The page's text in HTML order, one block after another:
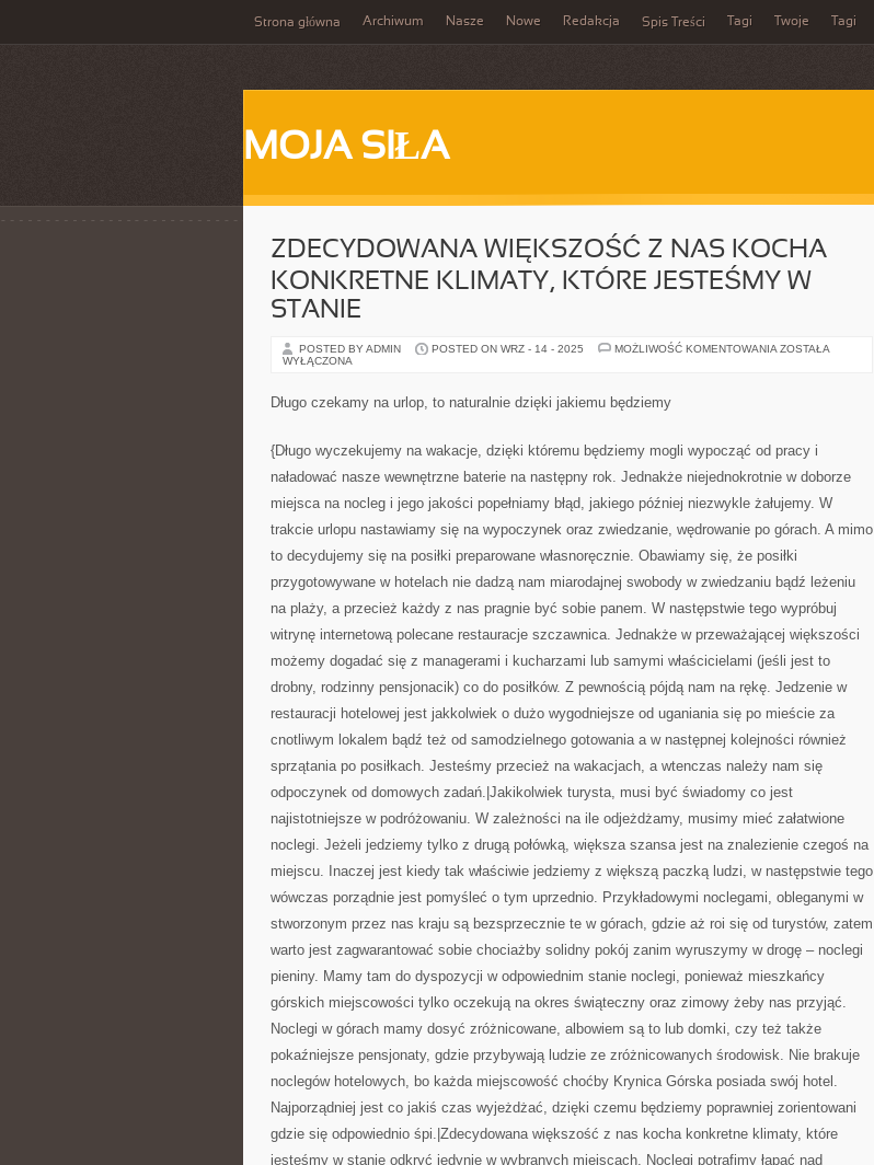
Strona główna Archiwum Nasze Nowe Redakcja Spis Treści Tagi Twoje Tagi
MOJA SIŁA
ZDECYDOWANA WIĘKSZOŚĆ Z NAS KOCHA
KONKRETNE KLIMATY, KTÓRE JESTEŚMY W
STANIE
POSTED BY ADMIN POSTED ON WRZ - 14 - 2025 MOŻLIWOŚĆ KOMENTOWANIA ZDECYDOWANA
JESTEŚMY
W
ZOSTAŁA
WYŁĄCZONA
Długo czekamy na urlop, to naturalnie dzięki jakiemu będziemy
{Długo wyczekujemy na wakacje, dzięki któremu będziemy mogli wypocząć od pracy i
naładować nasze wewnętrzne baterie na następny rok. Jednakże niejednokrotnie w doborze
miejsca na nocleg i jego jakości popełniamy błąd, jakiego później niezwykle żałujemy. W
trakcie urlopu nastawiamy się na wypoczynek oraz zwiedzanie, wędrowanie po górach. A mimo
to decydujemy się na posiłki preparowane własnoręcznie. Obawiamy się, że posiłki
przygotowywane w hotelach nie dadzą nam miarodajnej swobody w zwiedzaniu bądź leżeniu
na plaży, a przecież każdy z nas pragnie być sobie panem. W następstwie tego wypróbuj
witrynę internetową polecane restauracje szczawnica. Jednakże w przeważającej większości
możemy dogadać się z managerami i kucharzami lub samymi właścicielami (jeśli jest to
drobny, rodzinny pensjonacik) co do posiłków. Z pewnością pójdą nam na rękę. Jedzenie w
restauracji hotelowej jest jakkolwiek o dużo wygodniejsze od uganiania się po mieście za
cnotliwym lokalem bądź też od samodzielnego gotowania a w następnej kolejności również
sprzątania po posiłkach. Jesteśmy przecież na wakacjach, a wtenczas należy nam się
odpoczynek od domowych zadań.|Jakikolwiek turysta, musi być świadomy co jest
najistotniejsze w podróżowaniu. W zależności na ile odjeżdżamy, musimy mieć załatwione
noclegi. Jeżeli jedziemy tylko z drugą połówką, większa szansa jest na znalezienie czegoś na
miejscu. Inaczej jest kiedy tak właściwie jedziemy z większą paczką ludzi, w następstwie tego
wówczas porządnie jest pomyśleć o tym uprzednio. Przykładowymi noclegami, obleganymi w
stworzonym przez nas kraju są bezsprzecznie te w górach, gdzie aż roi się od turystów, zatem
warto jest zagwarantować sobie chociażby solidny pokój zanim wyruszymy w drogę – noclegi
pieniny. Mamy tam do dyspozycji w odpowiednim stanie noclegi, ponieważ mieszkańcy
górskich miejscowości tylko oczekują na okres świąteczny oraz zimowy żeby nas przyjąć.
Noclegi w górach mamy dosyć zróżnicowane, albowiem są to lub domki, czy też także
pokaźniejsze pensjonaty, gdzie przybywają ludzie ze zróżnicowanych środowisk. Nie brakuje
noclegów hotelowych, bo każda miejscowość choćby Krynica Górska posiada swój hotel.
Najporządniej jest co jakiś czas wyjeżdżać, dzięki czemu będziemy poprawniej zorientowani
gdzie się odpowiednio śpi.|Zdecydowana większość z nas kocha konkretne klimaty, które
jesteśmy w stanie odkryć jedynie w wybranych miejscach. Noclegi potrafimy łapać nad